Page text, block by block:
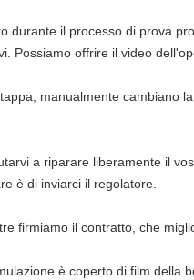
durante il processo di prova
Possiamo offrire il video
manualmente cambiano
a riparare liberamente il
è di inviarci il regolatore.
firmiamo il contratto, che
è coperto di film della